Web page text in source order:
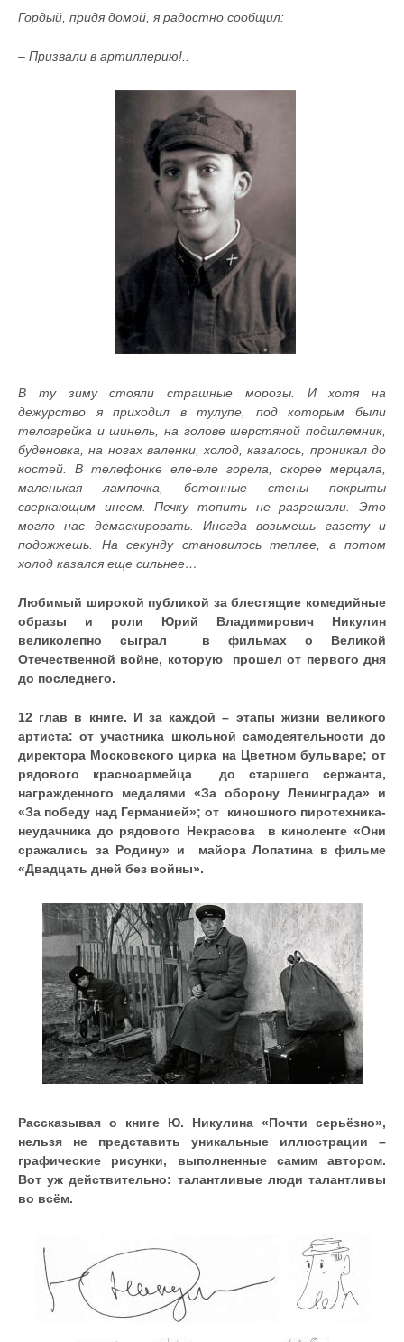
Гордый, придя домой, я радостно сообщил:
– Призвали в артиллерию!..
В ту зиму стояли страшные морозы. И хотя на
дежурство я приходил в тулупе, под которым были
телогрейка и шинель, на голове шерстяной подшлемник,
буденовка, на ногах валенки, холод, казалось, проникал до
костей. В телефонке еле-еле горела, скорее мерцала,
маленькая лампочка, бетонные стены покрыты
сверкающим инеем. Печку топить не разрешали. Это
могло нас демаскировать. Иногда возьмешь газету и
подожжешь. На секунду становилось теплее, а потом
холод казался еще сильнее…
Любимый широкой публикой за блестящие комедийные
образы и роли Юрий Владимирович Никулин
великолепно сыграл в фильмах о Великой
Отечественной войне, которую прошел от первого дня
до последнего.
12 глав в книге. И за каждой – этапы жизни великого
артиста: от участника школьной самодеятельности до
директора Московского цирка на Цветном бульваре; от
рядового красноармейца до старшего сержанта,
награжденного медалями «За оборону Ленинграда» и
«За победу над Германией»; от киношного пиротехника-
неудачника до рядового Некрасова в киноленте «Они
сражались за Родину» и майора Лопатина в фильме
«Двадцать дней без войны».
Рассказывая о книге Ю. Никулина «Почти серьёзно»,
нельзя не представить уникальные иллюстрации –
графические рисунки, выполненные самим автором.
Вот уж действительно: талантливые люди талантливы
во всём.